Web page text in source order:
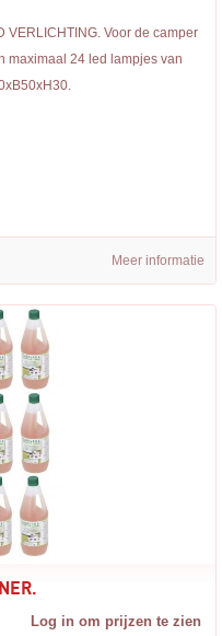
VERLICHTING. Voor de camper
maximaal 24 led lampjes van
Meer informatie
Log in om prijzen te zien